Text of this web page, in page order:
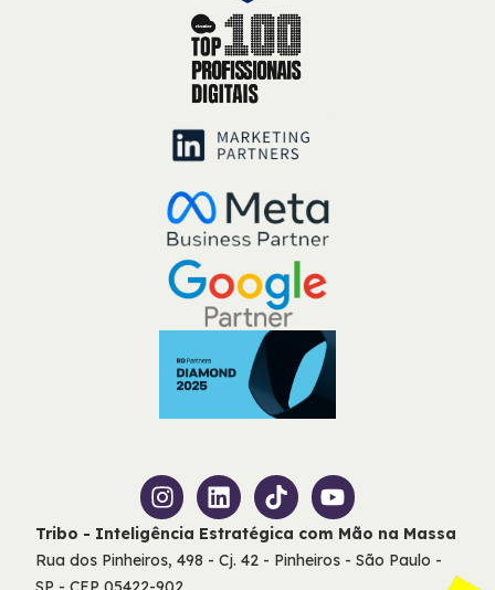
Tribo - Inteligência Estratégica com Mão na Massa
Rua dos Pinheiros, 498 - Cj. 42 - Pinheiros - São Paulo -